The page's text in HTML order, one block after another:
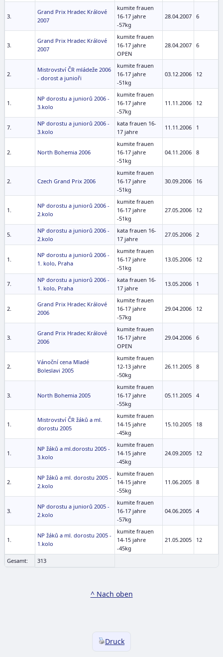
3.
Grand Prix Hradec Králové
2007
kumite frauen
16-17 jahre
-57kg
28.04.2007 6
3.
Grand Prix Hradec Králové
2007
kumite frauen
16-17 jahre
OPEN
28.04.2007 6
2.
Mistrovství ČR mládeže 2006
- dorost a junioři
kumite frauen
16-17 jahre
-51kg
03.12.2006 12
1.
NP dorostu a juniorů 2006 -
3.kolo
kumite frauen
16-17 jahre
-57kg
11.11.2006 12
7.
NP dorostu a juniorů 2006 -
3.kolo
kata frauen 16-
17 jahre
11.11.2006 1
2. North Bohemia 2006
kumite frauen
16-17 jahre
-51kg
04.11.2006 8
2. Czech Grand Prix 2006
kumite frauen
16-17 jahre
-51kg
30.09.2006 16
1.
NP dorostu a juniorů 2006 -
2.kolo
kumite frauen
16-17 jahre
-51kg
27.05.2006 12
5.
NP dorostu a juniorů 2006 -
2.kolo
kata frauen 16-
17 jahre
27.05.2006 2
1.
NP dorostu a juniorů 2006 -
1. kolo, Praha
kumite frauen
16-17 jahre
-51kg
13.05.2006 12
7.
NP dorostu a juniorů 2006 -
1. kolo, Praha
kata frauen 16-
17 jahre
13.05.2006 1
2.
Grand Prix Hradec Králové
2006
kumite frauen
16-17 jahre
-57kg
29.04.2006 12
3.
Grand Prix Hradec Králové
2006
kumite frauen
16-17 jahre
OPEN
29.04.2006 6
2.
Vánoční cena Mladé
Boleslavi 2005
kumite frauen
12-13 jahre
-50kg
26.11.2005 8
3. North Bohemia 2005
kumite frauen
16-17 jahre
-55kg
05.11.2005 4
1.
Mistrovství ČR žáků a ml.
dorostu 2005
kumite frauen
14-15 jahre
-45kg
15.10.2005 18
1.
NP žáků a ml.dorostu 2005 -
3.kolo
kumite frauen
14-15 jahre
-45kg
24.09.2005 12
2.
NP žáků a ml. dorostu 2005 -
2.kolo
kumite frauen
14-15 jahre
-55kg
11.06.2005 8
3.
NP dorostu a juniorů 2005 -
2.kolo
kumite frauen
16-17 jahre
-57kg
04.06.2005 4
1.
NP žáků a ml. dorostu 2005 -
1.kolo
kumite frauen
14-15 jahre
-45kg
21.05.2005 12
Gesamt: 313
^ Nach oben
Druck